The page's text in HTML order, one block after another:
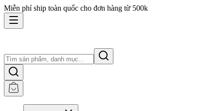
Miễn phí ship toàn quốc cho đơn hàng từ 500k